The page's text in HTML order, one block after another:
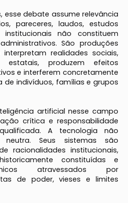
esse debate assume relevância
pareceres, laudos, estudos
não constituem
São produções
realidades sociais,
estatais, produzem efeitos
e interferem concretamente
de indivíduos, famílias e grupos
artificial nesse campo
crítica e responsabilidade
A tecnologia não
Seus sistemas são
racionalidades institucionais,
constituídas e
atravessados por
de poder, vieses e limites